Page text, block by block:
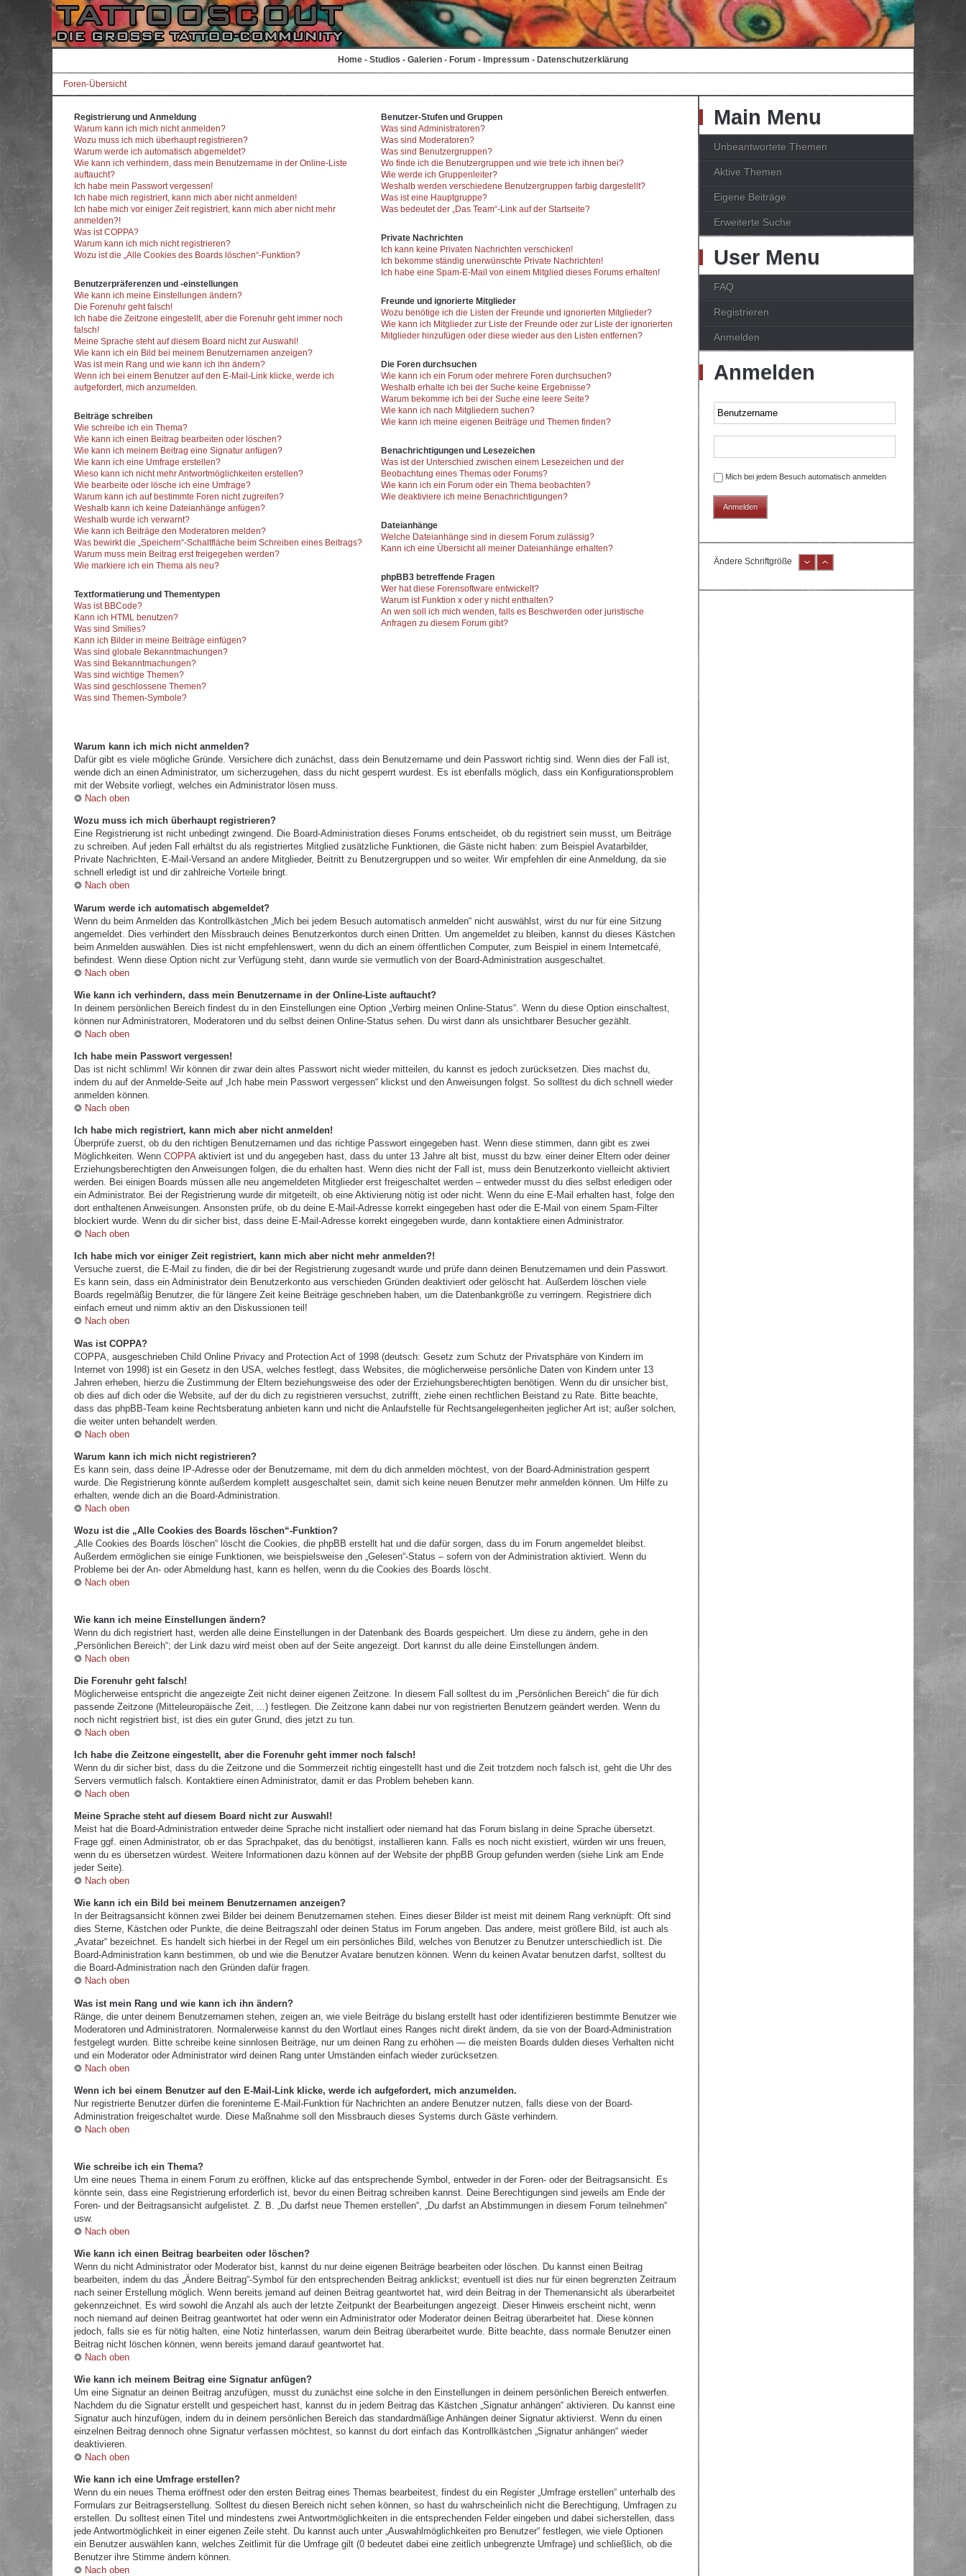
Home - Studios - Galerien - Forum - Impressum - Datenschutzerklärung
Foren-Übersicht
Registrierung und Anmeldung
Warum kann ich mich nicht anmelden?
Wozu muss ich mich überhaupt registrieren?
Warum werde ich automatisch abgemeldet?
Wie kann ich verhindern, dass mein Benutzername in der Online-Liste
auftaucht?
Ich habe mein Passwort vergessen!
Ich habe mich registriert, kann mich aber nicht anmelden!
Ich habe mich vor einiger Zeit registriert, kann mich aber nicht mehr
anmelden?!
Was ist COPPA?
Warum kann ich mich nicht registrieren?
Wozu ist die „Alle Cookies des Boards löschen“-Funktion?
Benutzerpräferenzen und -einstellungen
Wie kann ich meine Einstellungen ändern?
Die Forenuhr geht falsch!
Ich habe die Zeitzone eingestellt, aber die Forenuhr geht immer noch
falsch!
Meine Sprache steht auf diesem Board nicht zur Auswahl!
Wie kann ich ein Bild bei meinem Benutzernamen anzeigen?
Was ist mein Rang und wie kann ich ihn ändern?
Wenn ich bei einem Benutzer auf den E-Mail-Link klicke, werde ich
aufgefordert, mich anzumelden.
Beiträge schreiben
Wie schreibe ich ein Thema?
Wie kann ich einen Beitrag bearbeiten oder löschen?
Wie kann ich meinem Beitrag eine Signatur anfügen?
Wie kann ich eine Umfrage erstellen?
Wieso kann ich nicht mehr Antwortmöglichkeiten erstellen?
Wie bearbeite oder lösche ich eine Umfrage?
Warum kann ich auf bestimmte Foren nicht zugreifen?
Weshalb kann ich keine Dateianhänge anfügen?
Weshalb wurde ich verwarnt?
Wie kann ich Beiträge den Moderatoren melden?
Was bewirkt die „Speichern“-Schaltfläche beim Schreiben eines Beitrags?
Warum muss mein Beitrag erst freigegeben werden?
Wie markiere ich ein Thema als neu?
Textformatierung und Thementypen
Was ist BBCode?
Kann ich HTML benutzen?
Was sind Smilies?
Kann ich Bilder in meine Beiträge einfügen?
Was sind globale Bekanntmachungen?
Was sind Bekanntmachungen?
Was sind wichtige Themen?
Was sind geschlossene Themen?
Was sind Themen-Symbole?
Benutzer-Stufen und Gruppen
Was sind Administratoren?
Was sind Moderatoren?
Was sind Benutzergruppen?
Wo finde ich die Benutzergruppen und wie trete ich ihnen bei?
Wie werde ich Gruppenleiter?
Weshalb werden verschiedene Benutzergruppen farbig dargestellt?
Was ist eine Hauptgruppe?
Was bedeutet der „Das Team“-Link auf der Startseite?
Private Nachrichten
Ich kann keine Privaten Nachrichten verschicken!
Ich bekomme ständig unerwünschte Private Nachrichten!
Ich habe eine Spam-E-Mail von einem Mitglied dieses Forums erhalten!
Freunde und ignorierte Mitglieder
Wozu benötige ich die Listen der Freunde und ignorierten Mitglieder?
Wie kann ich Mitglieder zur Liste der Freunde oder zur Liste der ignorierten
Mitglieder hinzufügen oder diese wieder aus den Listen entfernen?
Die Foren durchsuchen
Wie kann ich ein Forum oder mehrere Foren durchsuchen?
Weshalb erhalte ich bei der Suche keine Ergebnisse?
Warum bekomme ich bei der Suche eine leere Seite?
Wie kann ich nach Mitgliedern suchen?
Wie kann ich meine eigenen Beiträge und Themen finden?
Benachrichtigungen und Lesezeichen
Was ist der Unterschied zwischen einem Lesezeichen und der
Beobachtung eines Themas oder Forums?
Wie kann ich ein Forum oder ein Thema beobachten?
Wie deaktiviere ich meine Benachrichtigungen?
Dateianhänge
Welche Dateianhänge sind in diesem Forum zulässig?
Kann ich eine Übersicht all meiner Dateianhänge erhalten?
phpBB3 betreffende Fragen
Wer hat diese Forensoftware entwickelt?
Warum ist Funktion x oder y nicht enthalten?
An wen soll ich mich wenden, falls es Beschwerden oder juristische
Anfragen zu diesem Forum gibt?
Warum kann ich mich nicht anmelden?
Dafür gibt es viele mögliche Gründe. Versichere dich zunächst, dass dein Benutzername und dein Passwort richtig sind. Wenn dies der Fall ist,
wende dich an einen Administrator, um sicherzugehen, dass du nicht gesperrt wurdest. Es ist ebenfalls möglich, dass ein Konfigurationsproblem
mit der Website vorliegt, welches ein Administrator lösen muss.
Nach oben
Wozu muss ich mich überhaupt registrieren?
Eine Registrierung ist nicht unbedingt zwingend. Die Board-Administration dieses Forums entscheidet, ob du registriert sein musst, um Beiträge
zu schreiben. Auf jeden Fall erhältst du als registriertes Mitglied zusätzliche Funktionen, die Gäste nicht haben: zum Beispiel Avatarbilder,
Private Nachrichten, E-Mail-Versand an andere Mitglieder, Beitritt zu Benutzergruppen und so weiter. Wir empfehlen dir eine Anmeldung, da sie
schnell erledigt ist und dir zahlreiche Vorteile bringt.
Nach oben
Warum werde ich automatisch abgemeldet?
Wenn du beim Anmelden das Kontrollkästchen „Mich bei jedem Besuch automatisch anmelden“ nicht auswählst, wirst du nur für eine Sitzung
angemeldet. Dies verhindert den Missbrauch deines Benutzerkontos durch einen Dritten. Um angemeldet zu bleiben, kannst du dieses Kästchen
beim Anmelden auswählen. Dies ist nicht empfehlenswert, wenn du dich an einem öffentlichen Computer, zum Beispiel in einem Internetcafé,
befindest. Wenn diese Option nicht zur Verfügung steht, dann wurde sie vermutlich von der Board-Administration ausgeschaltet.
Nach oben
Wie kann ich verhindern, dass mein Benutzername in der Online-Liste auftaucht?
In deinem persönlichen Bereich findest du in den Einstellungen eine Option „Verbirg meinen Online-Status“. Wenn du diese Option einschaltest,
können nur Administratoren, Moderatoren und du selbst deinen Online-Status sehen. Du wirst dann als unsichtbarer Besucher gezählt.
Nach oben
Ich habe mein Passwort vergessen!
Das ist nicht schlimm! Wir können dir zwar dein altes Passwort nicht wieder mitteilen, du kannst es jedoch zurücksetzen. Dies machst du,
indem du auf der Anmelde-Seite auf „Ich habe mein Passwort vergessen“ klickst und den Anweisungen folgst. So solltest du dich schnell wieder
anmelden können.
Nach oben
Ich habe mich registriert, kann mich aber nicht anmelden!
Überprüfe zuerst, ob du den richtigen Benutzernamen und das richtige Passwort eingegeben hast. Wenn diese stimmen, dann gibt es zwei
Möglichkeiten. Wenn COPPAaktiviert ist und du angegeben hast, dass du unter 13 Jahre alt bist, musst du bzw. einer deiner Eltern oder deiner
Erziehungsberechtigten den Anweisungen folgen, die du erhalten hast. Wenn dies nicht der Fall ist, muss dein Benutzerkonto vielleicht aktiviert
werden. Bei einigen Boards müssen alle neu angemeldeten Mitglieder erst freigeschaltet werden – entweder musst du dies selbst erledigen oder
ein Administrator. Bei der Registrierung wurde dir mitgeteilt, ob eine Aktivierung nötig ist oder nicht. Wenn du eine E-Mail erhalten hast, folge den
dort enthaltenen Anweisungen. Ansonsten prüfe, ob du deine E-Mail-Adresse korrekt eingegeben hast oder die E-Mail von einem Spam-Filter
blockiert wurde. Wenn du dir sicher bist, dass deine E-Mail-Adresse korrekt eingegeben wurde, dann kontaktiere einen Administrator.
Nach oben
Ich habe mich vor einiger Zeit registriert, kann mich aber nicht mehr anmelden?!
Versuche zuerst, die E-Mail zu finden, die dir bei der Registrierung zugesandt wurde und prüfe dann deinen Benutzernamen und dein Passwort.
Es kann sein, dass ein Administrator dein Benutzerkonto aus verschieden Gründen deaktiviert oder gelöscht hat. Außerdem löschen viele
Boards regelmäßig Benutzer, die für längere Zeit keine Beiträge geschrieben haben, um die Datenbankgröße zu verringern. Registriere dich
einfach erneut und nimm aktiv an den Diskussionen teil!
Nach oben
Was ist COPPA?
COPPA, ausgeschrieben Child Online Privacy and Protection Act of 1998 (deutsch: Gesetz zum Schutz der Privatsphäre von Kindern im
Internet von 1998) ist ein Gesetz in den USA, welches festlegt, dass Websites, die möglicherweise persönliche Daten von Kindern unter 13
Jahren erheben, hierzu die Zustimmung der Eltern beziehungsweise des oder der Erziehungsberechtigten benötigen. Wenn du dir unsicher bist,
ob dies auf dich oder die Website, auf der du dich zu registrieren versuchst, zutrifft, ziehe einen rechtlichen Beistand zu Rate. Bitte beachte,
dass das phpBB-Team keine Rechtsberatung anbieten kann und nicht die Anlaufstelle für Rechtsangelegenheiten jeglicher Art ist; außer solchen,
die weiter unten behandelt werden.
Nach oben
Warum kann ich mich nicht registrieren?
Es kann sein, dass deine IP-Adresse oder der Benutzername, mit dem du dich anmelden möchtest, von der Board-Administration gesperrt
wurde. Die Registrierung könnte außerdem komplett ausgeschaltet sein, damit sich keine neuen Benutzer mehr anmelden können. Um Hilfe zu
erhalten, wende dich an die Board-Administration.
Nach oben
Wozu ist die „Alle Cookies des Boards löschen“-Funktion?
„Alle Cookies des Boards löschen“ löscht die Cookies, die phpBB erstellt hat und die dafür sorgen, dass du im Forum angemeldet bleibst.
Außerdem ermöglichen sie einige Funktionen, wie beispielsweise den „Gelesen“-Status – sofern von der Administration aktiviert. Wenn du
Probleme bei der An- oder Abmeldung hast, kann es helfen, wenn du die Cookies des Boards löscht.
Nach oben
Wie kann ich meine Einstellungen ändern?
Wenn du dich registriert hast, werden alle deine Einstellungen in der Datenbank des Boards gespeichert. Um diese zu ändern, gehe in den
„Persönlichen Bereich“; der Link dazu wird meist oben auf der Seite angezeigt. Dort kannst du alle deine Einstellungen ändern.
Nach oben
Die Forenuhr geht falsch!
Möglicherweise entspricht die angezeigte Zeit nicht deiner eigenen Zeitzone. In diesem Fall solltest du im „Persönlichen Bereich“ die für dich
passende Zeitzone (Mitteleuropäische Zeit, ...) festlegen. Die Zeitzone kann dabei nur von registrierten Benutzern geändert werden. Wenn du
noch nicht registriert bist, ist dies ein guter Grund, dies jetzt zu tun.
Nach oben
Ich habe die Zeitzone eingestellt, aber die Forenuhr geht immer noch falsch!
Wenn du dir sicher bist, dass du die Zeitzone und die Sommerzeit richtig eingestellt hast und die Zeit trotzdem noch falsch ist, geht die Uhr des
Servers vermutlich falsch. Kontaktiere einen Administrator, damit er das Problem beheben kann.
Nach oben
Meine Sprache steht auf diesem Board nicht zur Auswahl!
Meist hat die Board-Administration entweder deine Sprache nicht installiert oder niemand hat das Forum bislang in deine Sprache übersetzt.
Frage ggf. einen Administrator, ob er das Sprachpaket, das du benötigst, installieren kann. Falls es noch nicht existiert, würden wir uns freuen,
wenn du es übersetzen würdest. Weitere Informationen dazu können auf der Website der phpBB Group gefunden werden (siehe Link am Ende
jeder Seite).
Nach oben
Wie kann ich ein Bild bei meinem Benutzernamen anzeigen?
In der Beitragsansicht können zwei Bilder bei deinem Benutzernamen stehen. Eines dieser Bilder ist meist mit deinem Rang verknüpft: Oft sind
dies Sterne, Kästchen oder Punkte, die deine Beitragszahl oder deinen Status im Forum angeben. Das andere, meist größere Bild, ist auch als
„Avatar“ bezeichnet. Es handelt sich hierbei in der Regel um ein persönliches Bild, welches von Benutzer zu Benutzer unterschiedlich ist. Die
Board-Administration kann bestimmen, ob und wie die Benutzer Avatare benutzen können. Wenn du keinen Avatar benutzen darfst, solltest du
die Board-Administration nach den Gründen dafür fragen.
Nach oben
Was ist mein Rang und wie kann ich ihn ändern?
Ränge, die unter deinem Benutzernamen stehen, zeigen an, wie viele Beiträge du bislang erstellt hast oder identifizieren bestimmte Benutzer wie
Moderatoren und Administratoren. Normalerweise kannst du den Wortlaut eines Ranges nicht direkt ändern, da sie von der Board-Administration
festgelegt wurden. Bitte schreibe keine sinnlosen Beiträge, nur um deinen Rang zu erhöhen — die meisten Boards dulden dieses Verhalten nicht
und ein Moderator oder Administrator wird deinen Rang unter Umständen einfach wieder zurücksetzen.
Nach oben
Wenn ich bei einem Benutzer auf den E-Mail-Link klicke, werde ich aufgefordert, mich anzumelden.
Nur registrierte Benutzer dürfen die foreninterne E-Mail-Funktion für Nachrichten an andere Benutzer nutzen, falls diese von der Board-
Administration freigeschaltet wurde. Diese Maßnahme soll den Missbrauch dieses Systems durch Gäste verhindern.
Nach oben
Wie schreibe ich ein Thema?
Um eine neues Thema in einem Forum zu eröffnen, klicke auf das entsprechende Symbol, entweder in der Foren- oder der Beitragsansicht. Es
könnte sein, dass eine Registrierung erforderlich ist, bevor du einen Beitrag schreiben kannst. Deine Berechtigungen sind jeweils am Ende der
Foren- und der Beitragsansicht aufgelistet. Z. B. „Du darfst neue Themen erstellen“, „Du darfst an Abstimmungen in diesem Forum teilnehmen“
usw.
Nach oben
Wie kann ich einen Beitrag bearbeiten oder löschen?
Wenn du nicht Administrator oder Moderator bist, kannst du nur deine eigenen Beiträge bearbeiten oder löschen. Du kannst einen Beitrag
bearbeiten, indem du das „Ändere Beitrag“-Symbol für den entsprechenden Beitrag anklickst; eventuell ist dies nur für einen begrenzten Zeitraum
nach seiner Erstellung möglich. Wenn bereits jemand auf deinen Beitrag geantwortet hat, wird dein Beitrag in der Themenansicht als überarbeitet
gekennzeichnet. Es wird sowohl die Anzahl als auch der letzte Zeitpunkt der Bearbeitungen angezeigt. Dieser Hinweis erscheint nicht, wenn
noch niemand auf deinen Beitrag geantwortet hat oder wenn ein Administrator oder Moderator deinen Beitrag überarbeitet hat. Diese können
jedoch, falls sie es für nötig halten, eine Notiz hinterlassen, warum dein Beitrag überarbeitet wurde. Bitte beachte, dass normale Benutzer einen
Beitrag nicht löschen können, wenn bereits jemand darauf geantwortet hat.
Nach oben
Wie kann ich meinem Beitrag eine Signatur anfügen?
Um eine Signatur an deinen Beitrag anzufügen, musst du zunächst eine solche in den Einstellungen in deinem persönlichen Bereich entwerfen.
Nachdem du die Signatur erstellt und gespeichert hast, kannst du in jedem Beitrag das Kästchen „Signatur anhängen“ aktivieren. Du kannst eine
Signatur auch hinzufügen, indem du in deinem persönlichen Bereich das standardmäßige Anhängen deiner Signatur aktivierst. Wenn du einen
einzelnen Beitrag dennoch ohne Signatur verfassen möchtest, so kannst du dort einfach das Kontrollkästchen „Signatur anhängen“ wieder
deaktivieren.
Nach oben
Wie kann ich eine Umfrage erstellen?
Wenn du ein neues Thema eröffnest oder den ersten Beitrag eines Themas bearbeitest, findest du ein Register „Umfrage erstellen“ unterhalb des
Formulars zur Beitragserstellung. Solltest du diesen Bereich nicht sehen können, so hast du wahrscheinlich nicht die Berechtigung, Umfragen zu
erstellen. Du solltest einen Titel und mindestens zwei Antwortmöglichkeiten in die entsprechenden Felder eingeben und dabei sicherstellen, dass
jede Antwortmöglichkeit in einer eigenen Zeile steht. Du kannst auch unter „Auswahlmöglichkeiten pro Benutzer“ festlegen, wie viele Optionen
ein Benutzer auswählen kann, welches Zeitlimit für die Umfrage gilt (0 bedeutet dabei eine zeitlich unbegrenzte Umfrage) und schließlich, ob die
Benutzer ihre Stimme ändern können.
Nach oben
Main Menu
Unbeantwortete Themen
Aktive Themen
Eigene Beiträge
Erweiterte Suche
User Menu
FAQ
Registrieren
Anmelden
Anmelden
Mich bei jedem Besuch automatisch anmelden
Ändere Schriftgröße